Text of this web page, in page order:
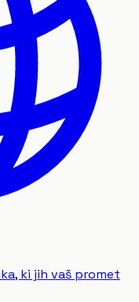
ki jih vaš promet